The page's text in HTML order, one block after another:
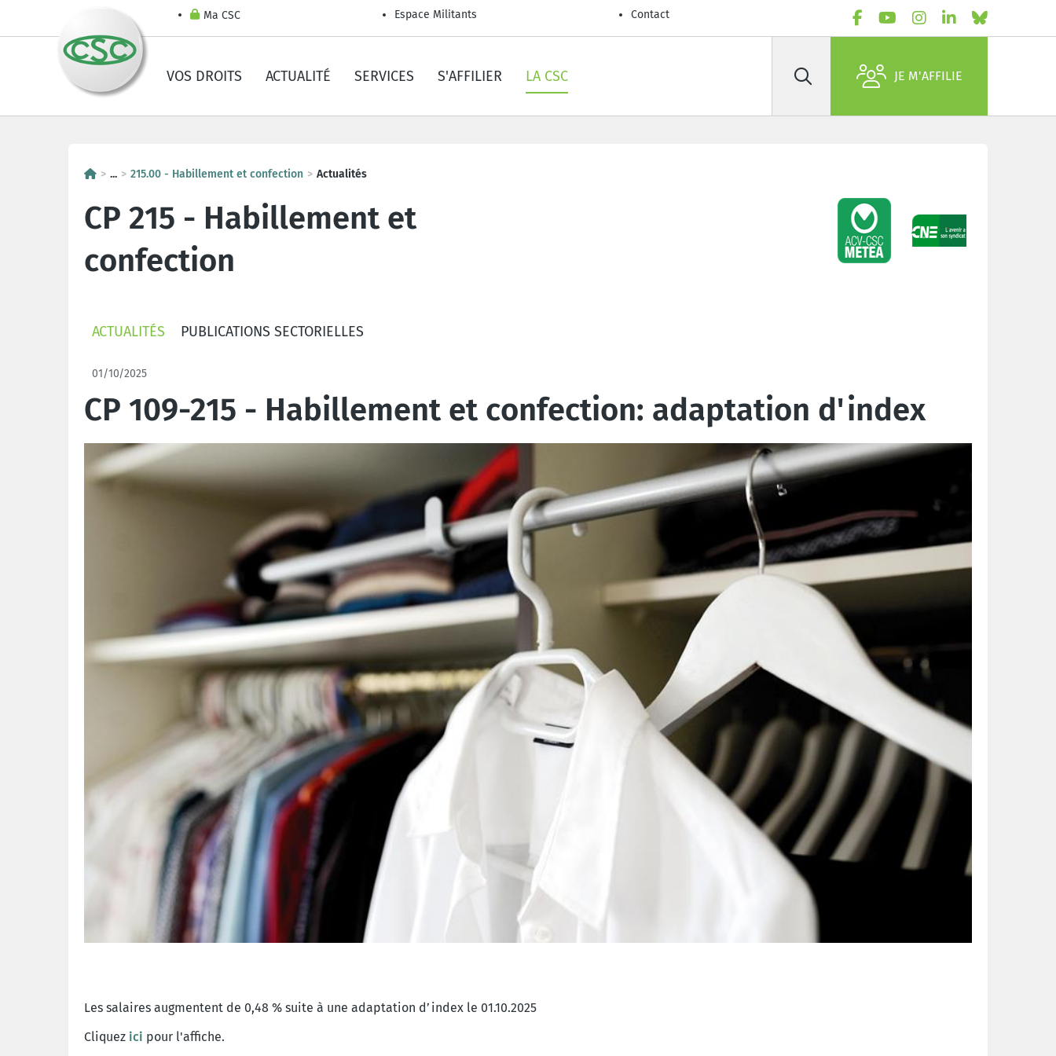
Ma CSC Espace Militants Contact
VOS DROITS ACTUALITÉ SERVICES S'AFFILIER LA CSC Rechercher JE M'AFFILIE
... 215.00 - Habillement et confection Actualités
CP 215 - Habillement et
confection
ACTUALITÉS PUBLICATIONS SECTORIELLES
01/10/2025
CP 109-215 - Habillement et confection: adaptation d'index
Les salaires augmentent de 0,48 % suite à une adaptation d’index le 01.10.2025
Cliquez ici pour l'affiche.